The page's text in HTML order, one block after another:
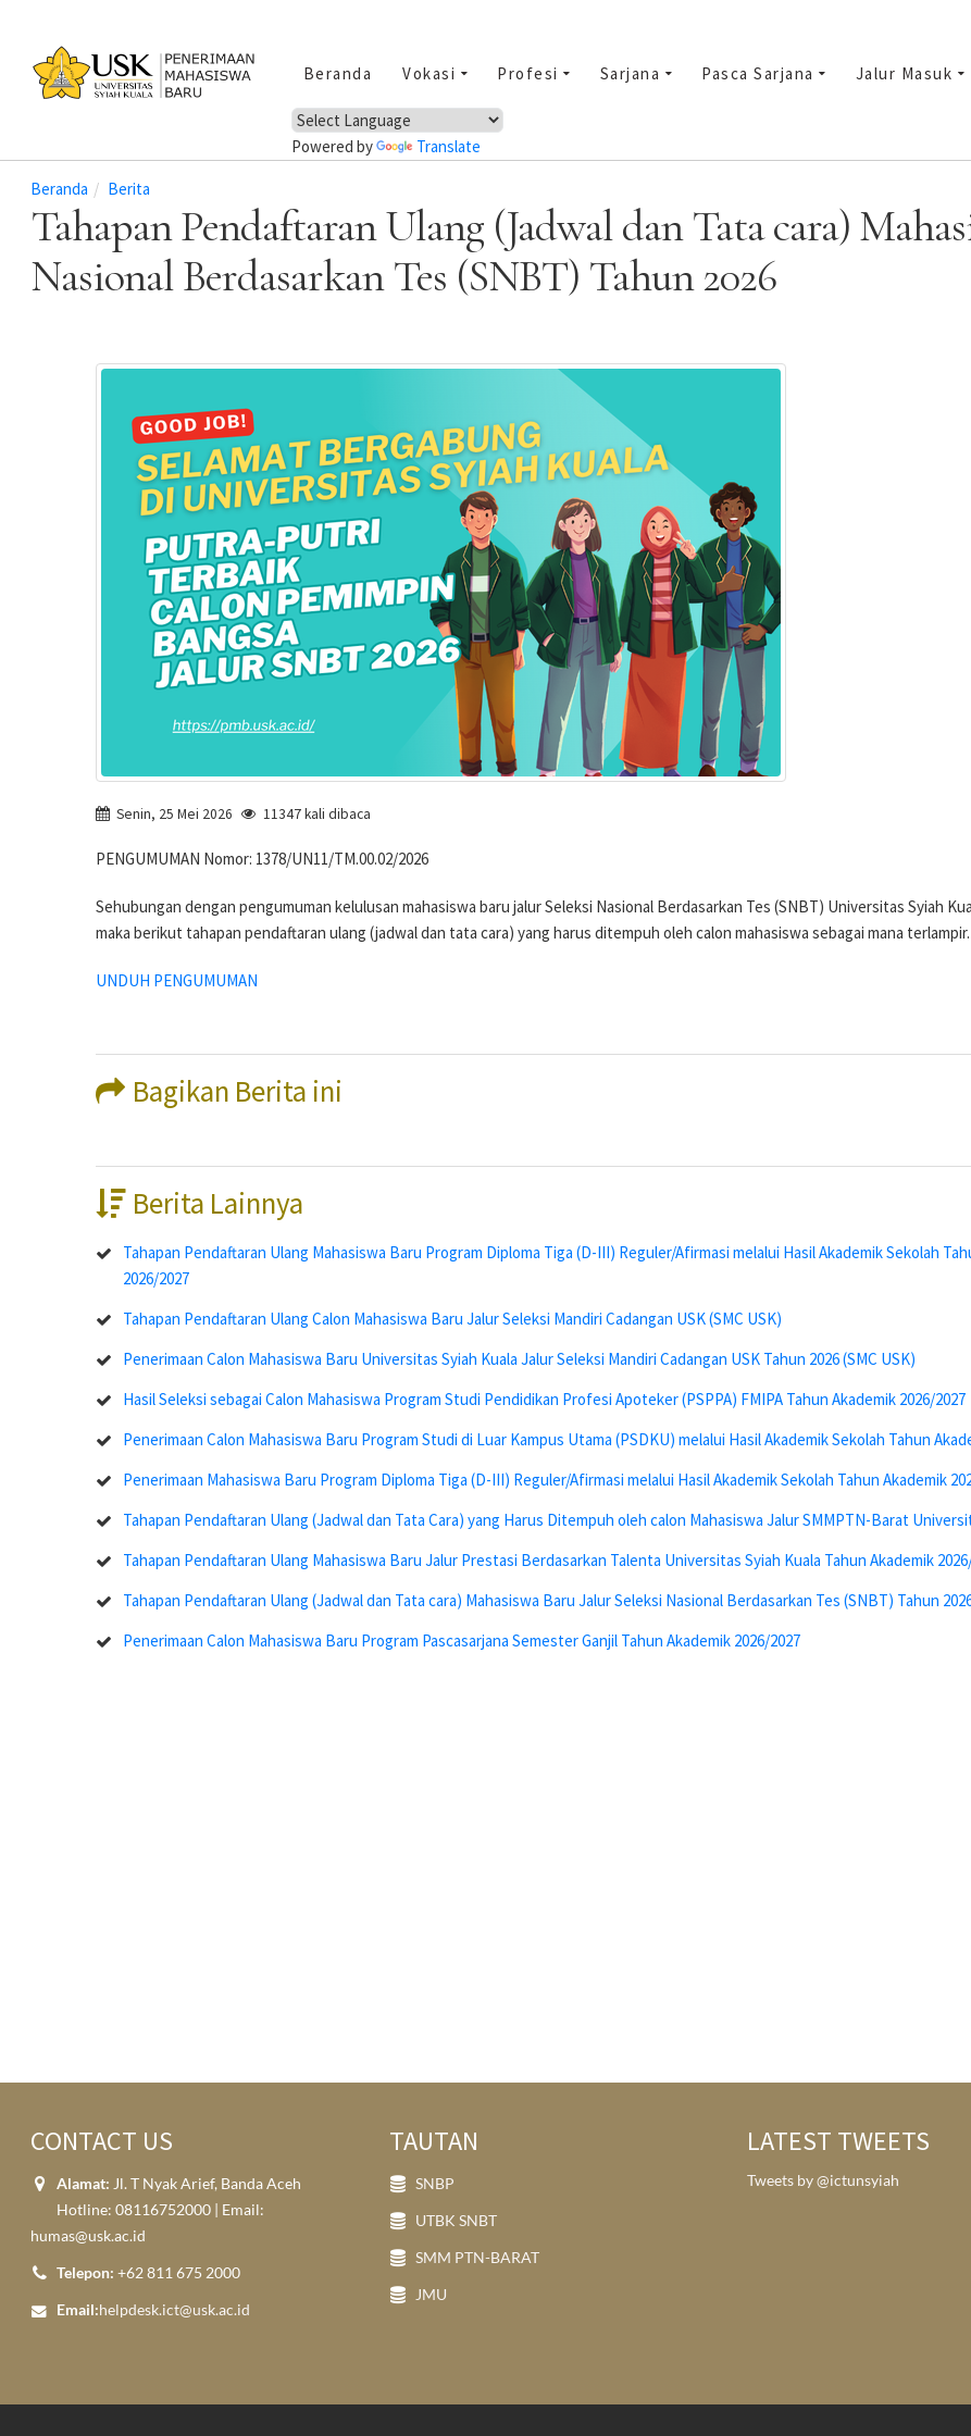
Beranda Vokasi Profesi Sarjana Pasca Sarjana Jalur Masuk
Powered by Translate
Beranda Berita
Tahapan Pendaftaran Ulang (Jadwal dan Tata cara)
Nasional Berdasarkan Tes (SNBT) Tahun 2026
Senin, 25 Mei 2026 11347 kali dibaca
PENGUMUMAN Nomor: 1378/UN11/TM.00.02/2026
Sehubungan dengan pengumuman kelulusan mahasiswa baru jalur Seleksi Nasional Berdasarkan Tes (SNBT) Universitas Syiah
maka berikut tahapan pendaftaran ulang (jadwal dan tata cara) yang harus ditempuh oleh calon mahasiswa sebagai mana terlampir.
UNDUH PENGUMUMAN
Bagikan Berita ini
Berita Lainnya
Tahapan Pendaftaran Ulang Mahasiswa Baru Program Diploma Tiga (D-III) Reguler/Afirmasi melalui Hasil Akademik Sekolah
2026/2027
Tahapan Pendaftaran Ulang Calon Mahasiswa Baru Jalur Seleksi Mandiri Cadangan USK (SMC USK)
Penerimaan Calon Mahasiswa Baru Universitas Syiah Kuala Jalur Seleksi Mandiri Cadangan USK Tahun 2026 (SMC USK)
Hasil Seleksi sebagai Calon Mahasiswa Program Studi Pendidikan Profesi Apoteker (PSPPA) FMIPA Tahun Akademik 2026/2027
Penerimaan Calon Mahasiswa Baru Program Studi di Luar Kampus Utama (PSDKU) melalui Hasil Akademik Sekolah Tahun
Penerimaan Mahasiswa Baru Program Diploma Tiga (D-III) Reguler/Afirmasi melalui Hasil Akademik Sekolah Tahun Akademik
Tahapan Pendaftaran Ulang (Jadwal dan Tata Cara) yang Harus Ditempuh oleh calon Mahasiswa Jalur SMMPTN-Barat
Tahapan Pendaftaran Ulang Mahasiswa Baru Jalur Prestasi Berdasarkan Talenta Universitas Syiah Kuala Tahun Akademik
Tahapan Pendaftaran Ulang (Jadwal dan Tata cara) Mahasiswa Baru Jalur Seleksi Nasional Berdasarkan Tes (SNBT) Tahun
Penerimaan Calon Mahasiswa Baru Program Pascasarjana Semester Ganjil Tahun Akademik 2026/2027
CONTACT US
Alamat: Jl. T Nyak Arief, Banda Aceh
Hotline: 08116752000 | Email:
humas@usk.ac.id
Telepon: +62 811 675 2000
Email:helpdesk.ict@usk.ac.id
TAUTAN
SNBP
UTBK SNBT
SMM PTN-BARAT
JMU
LATEST TWEETS
Tweets by @ictunsyiah